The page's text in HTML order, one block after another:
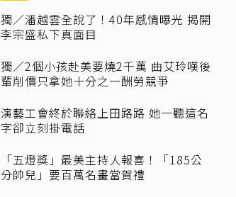
獨／潘越雲全說了！40年感情曝光 揭開
李宗盛私下真面目
獨／2個小孩赴美要燒2千萬 曲艾玲嘆後
輩削價只拿她十分之一酬勞競爭
演藝工會終於聯絡上田路路 她一聽這名
字卻立刻掛電話
「五燈獎」最美主持人報喜！「185公
分帥兒」要百萬名畫當賀禮